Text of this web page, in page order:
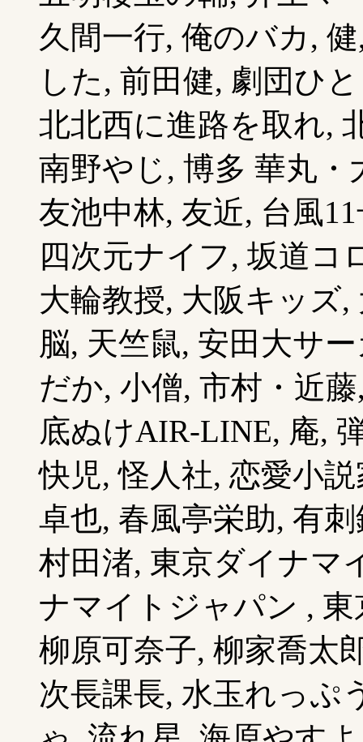
久間一行, 俺のバカ,
した, 前田健, 劇団ひ
北北西に進路を取れ,
南野やじ, 博多 華丸・
友池中林, 友近, 台風
四次元ナイフ, 坂道コ
大輪教授, 大阪キッズ
脳, 天竺鼠, 安田大サ
だか, 小僧, 市村・近
底ぬけAIR-LINE, 庵,
快児, 怪人社, 恋愛小
卓也, 春風亭栄助, 有
村田渚, 東京ダイナマ
ナマイトジャパン ,
柳原可奈子, 柳家喬太
次長課長, 水玉れっぷ